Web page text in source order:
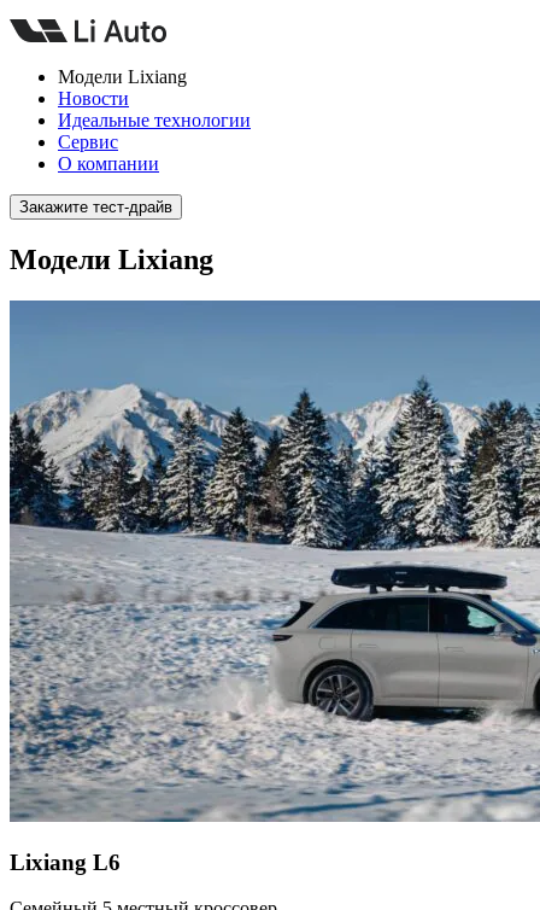
Модели Lixiang
Новости
Идеальные технологии
Сервис
О компании
Закажите тест-драйв
Модели Lixiang
Lixiang L6